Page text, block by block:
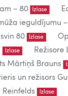
– 80 Izlase
ieguldījumu
80 Izlase
Izlase Režisore
Mārtiņš Brauns
un režisors
Reinfelds Izlase